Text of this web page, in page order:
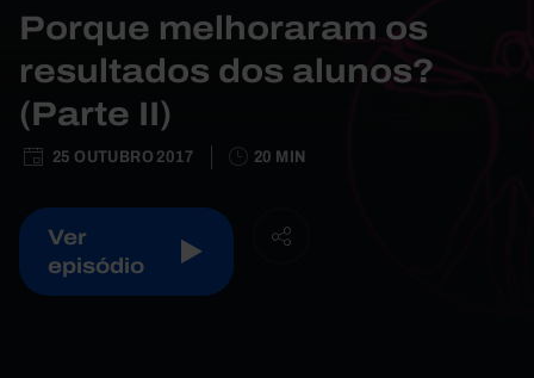
Porque melhoraram os
resultados dos alunos?
(Parte II)
25 OUTUBRO 2017 20 MIN
Ver
episódio